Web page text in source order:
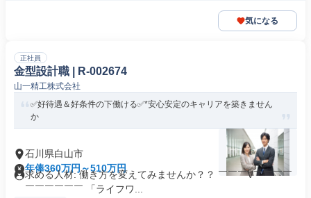
気になる
正社員
金型設計職 | R-002674
山一精工株式会社
✅好待遇＆好条件の下働ける✅*安心安定のキャリアを築きません
か
石川県白山市
年俸360万円～510万円
求める人材: 働き方を変えてみませんか？？ ￣￣￣V￣￣￣￣
￣￣￣￣￣￣ 「ライフワ...